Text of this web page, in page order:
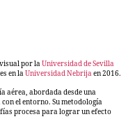
por la Universidad de Sevilla
en la Universidad Nebrija en 2016.
aérea, abordada desde una
el entorno. Su metodología
procesa para lograr un efecto